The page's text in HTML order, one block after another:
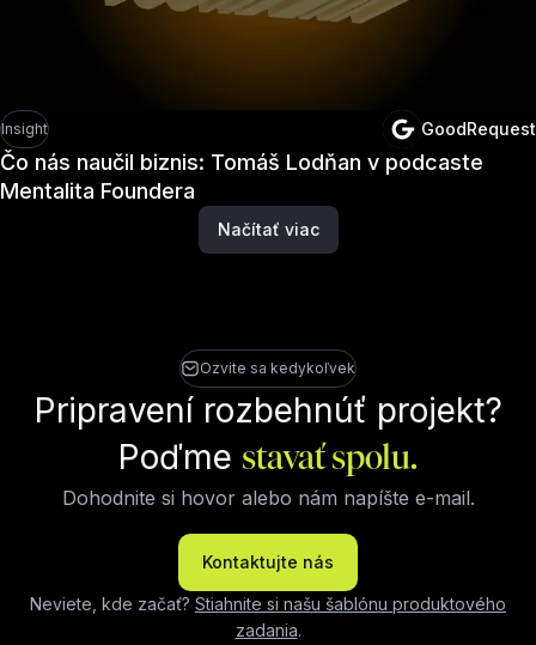
Insight GoodRequest
Čo nás naučil biznis: Tomáš Lodňan v podcaste
Mentalita Foundera
Načítať viac
Ozvite sa kedykoľvek
Pripravení rozbehnúť projekt?
Poďmestavať spolu.
Dohodnite si hovor alebo nám napíšte e-mail.
Kontaktujte nás
Neviete, kde začať? Stiahnite si našu šablónu produktového
zadania.